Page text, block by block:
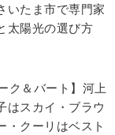
いたま市で専門家
太陽光の選び方
ク＆バート】河上
はスカイ・ブラウ
・クーリはベスト